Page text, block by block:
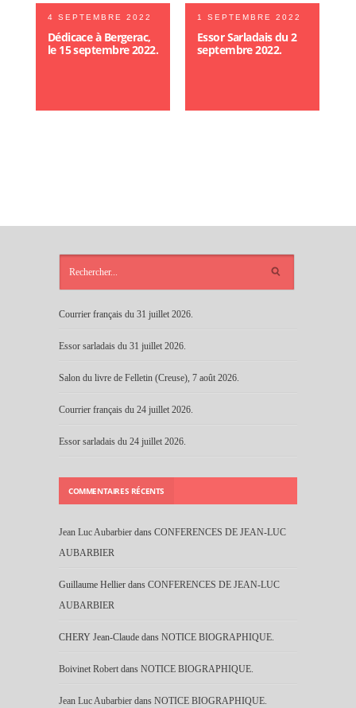
4 SEPTEMBRE 2022
Dédicace à Bergerac,
le 15 septembre 2022.
1 SEPTEMBRE 2022
Essor Sarladais du 2
septembre 2022.
Courrier français du 31 juillet 2026.
Essor sarladais du 31 juillet 2026.
Salon du livre de Felletin (Creuse), 7 août 2026.
Courrier français du 24 juillet 2026.
Essor sarladais du 24 juillet 2026.
COMMENTAIRES RÉCENTS
Jean Luc Aubarbier dans CONFERENCES DE JEAN-LUC
AUBARBIER
Guillaume Hellier dans CONFERENCES DE JEAN-LUC
AUBARBIER
CHERY Jean-Claude dans NOTICE BIOGRAPHIQUE.
Boivinet Robert dans NOTICE BIOGRAPHIQUE.
Jean Luc Aubarbier dans NOTICE BIOGRAPHIQUE.